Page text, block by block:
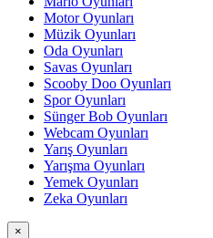
Motor Oyunları
Müzik Oyunları
Oda Oyunları
Savas Oyunları
Scooby Doo Oyunları
Spor Oyunları
Sünger Bob Oyunları
Webcam Oyunları
Yarış Oyunları
Yarışma Oyunları
Yemek Oyunları
Zeka Oyunları
×